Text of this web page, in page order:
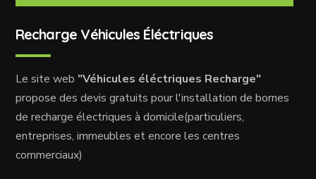
Recharge Véhicules Éléctriques
Le site web "Véhicules éléctriques Recharge"
propose des devis gratuits pour l'installation de bornes
de recharge électriques à domicile(particuliers,
entreprises, immeubles et encore les centres
commerciaux)